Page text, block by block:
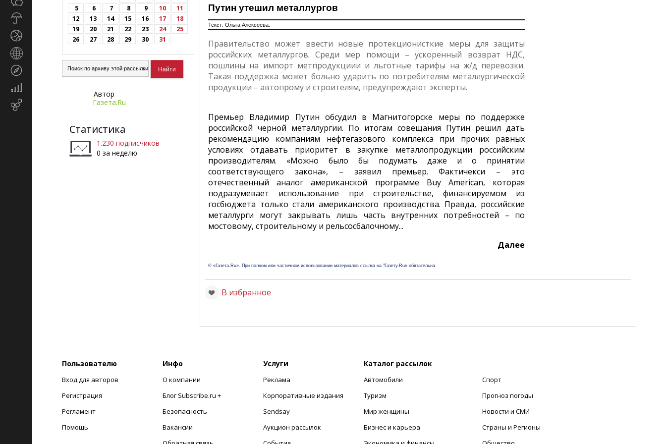
Страны
5
6 7 8 9 10
11
12
13 14 15 16 17
18
19
20 21 22 23 24
25
26
27 28 29 30 31
Автор
Газета.Ru
Статистика
1.230 подписчиков
0 за неделю
Путин утешил металлургов
Текст: Ольга Алексеева.
Правительство может ввести новые протекционисткие меры для защиты
российских металлургов. Среди мер помощи – ускоренный возврат НДС,
пошлины на импорт метпродукциии и льготные тарифы на ж/д перевозки.
Такая поддержка может больно ударить по потребителям металлургической
продукции – автопрому и строителям, предупреждают эксперты.
Премьер Владимир Путин обсудил в Магнитогорске меры по поддержке
российской черной металлургии. По итогам совещания Путин решил дать
рекомендацию компаниям нефтегазового комплекса при прочих равных
условиях отдавать приоритет в закупке металлопродукции российским
производителям. «Можно было бы подумать даже и о принятии
соответствующего закона», – заявил премьер. Фактичекси – это
отечественный аналог американской программе Buy American, которая
подразумевает использование при строительстве, финансируемом из
госбюджета только стали американского производства. Правда, российские
металлурги могут закрывать лишь часть внутренних потребностей – по
мостовому, строительному и рельсосбалочному...
Далее
© «Газета.Ru». При полном или частичном использовании материалов ссылка на "Газету.Ru» обязательна.
В избранное
Пользователю
Вход для авторов
Регистрация
Регламент
Помощь
Инфо
О компании
Блог Subscribe.ru +
Безопасность
Вакансии
Услуги
Реклама
Корпоративные издания
Sendsay
Аукцион рассылок
Каталог рассылок
Автомобили
Туризм
Мир женщины
Бизнес и карьера
Спорт
Прогноз погоды
Новости и СМИ
Страны и Регионы